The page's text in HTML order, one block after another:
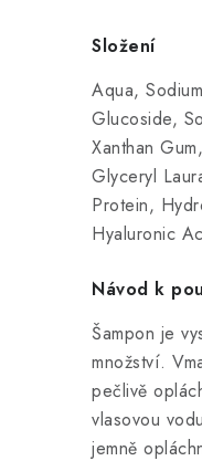
Složení
Aqua,
Glucoside,
Xanthan
Glyceryl
Protein,
Hyaluronic
Návod k
Šampon je
množství.
pečlivě
vlasovou
jemně